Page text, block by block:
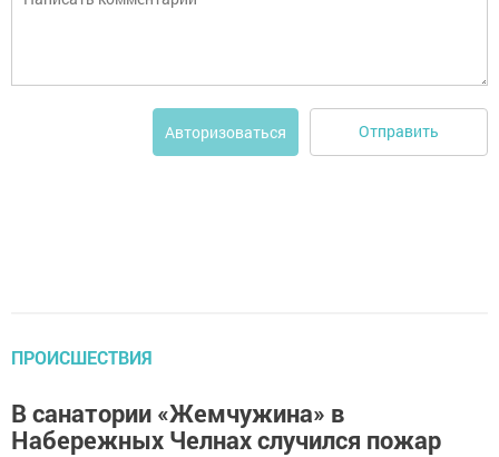
Авторизоваться Отправить
ПРОИСШЕСТВИЯ
В санатории «Жемчужина» в
Набережных Челнах случился пожар